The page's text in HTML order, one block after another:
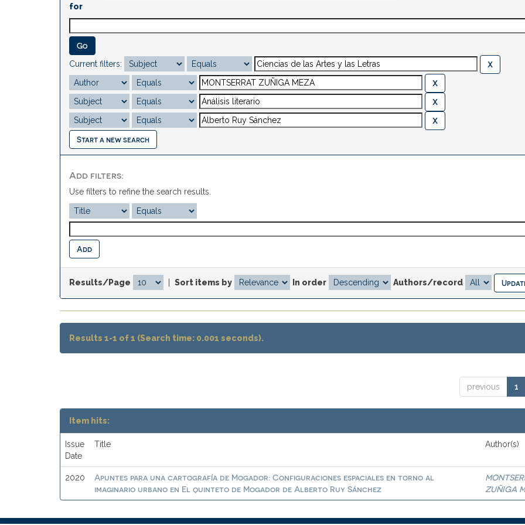
for
Current filters:
Start a new search
Add filters:
Use filters to refine the search results.
Results/Page Sort items by In order Authors/record
Results 1-1 of 1 (Search time: 0.001 seconds).
previous 1
Item hits:
Issue
Date
Title Author(s)
2020
Apuntes para una cartografía de Mogador: Configuraciones espaciales en torno al
imaginario urbano en El quinteto de Mogador de Alberto Ruy Sánchez
ZUÑIGA